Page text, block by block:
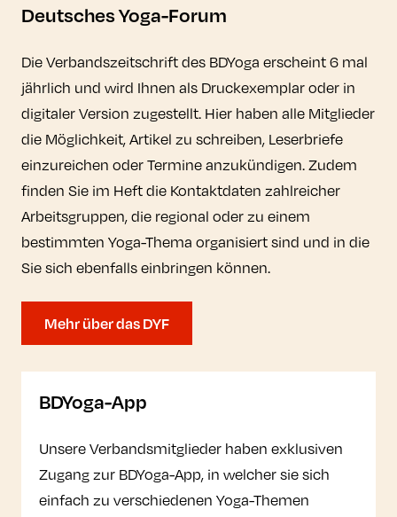
Deutsches Yoga-Forum
Die Verbandszeitschrift des BDYoga erscheint 6 mal
jährlich und wird Ihnen als Druckexemplar oder in
digitaler Version zugestellt. Hier haben alle Mitglieder
die Möglichkeit, Artikel zu schreiben, Leserbriefe
einzureichen oder Termine anzukündigen. Zudem
finden Sie im Heft die Kontaktdaten zahlreicher
Arbeitsgruppen, die regional oder zu einem
bestimmten Yoga-Thema organisiert sind und in die
Sie sich ebenfalls einbringen können.
Mehr über das DYF
BDYoga-App
Unsere Verbandsmitglieder haben exklusiven
Zugang zur BDYoga-App, in welcher sie sich
einfach zu verschiedenen Yoga-Themen